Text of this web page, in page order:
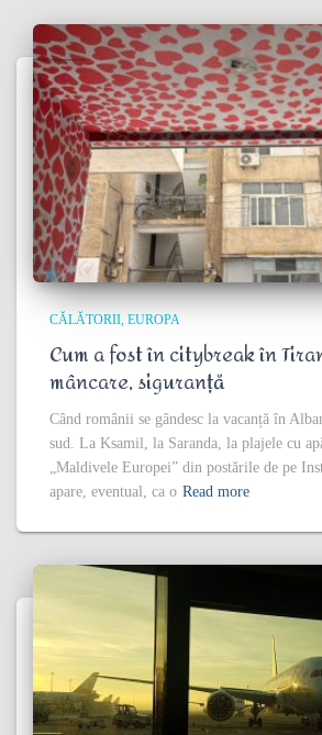
CĂLĂTORII EUROPA
Cum a fost în citybreak în
mâncare, siguranță
Când românii se gândesc la vacanță în
sud. La Ksamil, la Saranda, la plajele cu
„Maldivele Europei” din postările de pe
apare, eventual, ca o Read more